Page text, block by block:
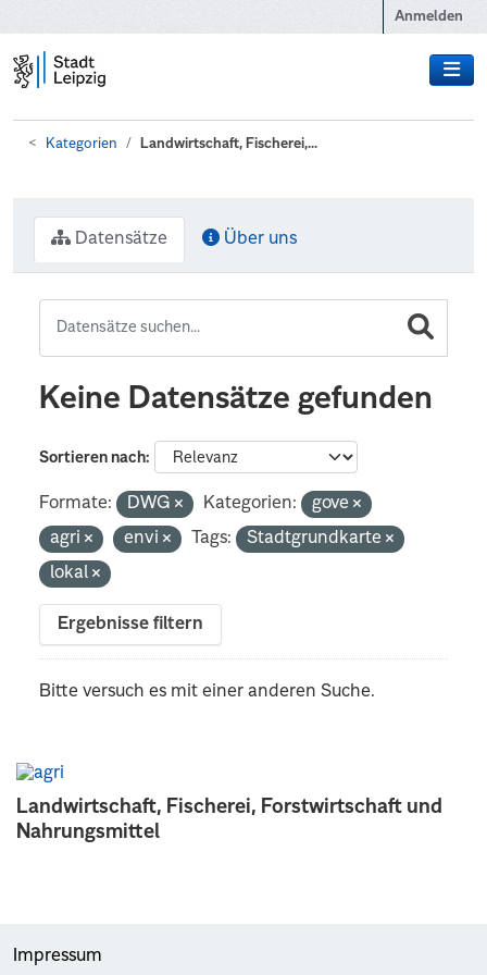
Anmelden
Kategorien Landwirtschaft, Fischerei,...
Landwirtschaft, Fischerei, Forstwirtschaft und
Nahrungsmittel
Datensätze Über uns
Keine Datensätze gefunden
Sortieren nach
Formate: DWG Kategorien:
gove
agri
envi Tags:
Stadtgrundkarte
lokal
Ergebnisse filtern
Bitte versuch es mit einer anderen Suche.
Impressum